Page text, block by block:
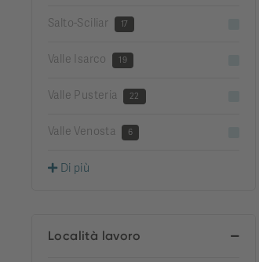
Salto-Sciliar 17
Valle Isarco 19
Valle Pusteria 22
Valle Venosta 6
Di più
Località lavoro